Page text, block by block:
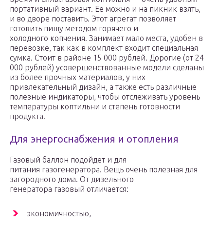
портативный вариант. Ее можно и на пикник взять,
и во дворе поставить. Этот агрегат позволяет
готовить пищу методом горячего и
холодного копчения. Занимает мало места, удобен в
перевозке, так как в комплект входит специальная
сумка. Стоит в районе 15 000 рублей. Дорогие (от 24
000 рублей) усовершенствованные модели сделаны
из более прочных материалов, у них
привлекательный дизайн, а также есть различные
полезные индикаторы, чтобы отслеживать уровень
температуры коптильни и степень готовности
продукта.
Для энергоснабжения и отопления
Газовый баллон подойдет и для
питания газогенератора. Вещь очень полезная для
загородного дома. От дизельного
генератора газовый отличается:
экономичностью,